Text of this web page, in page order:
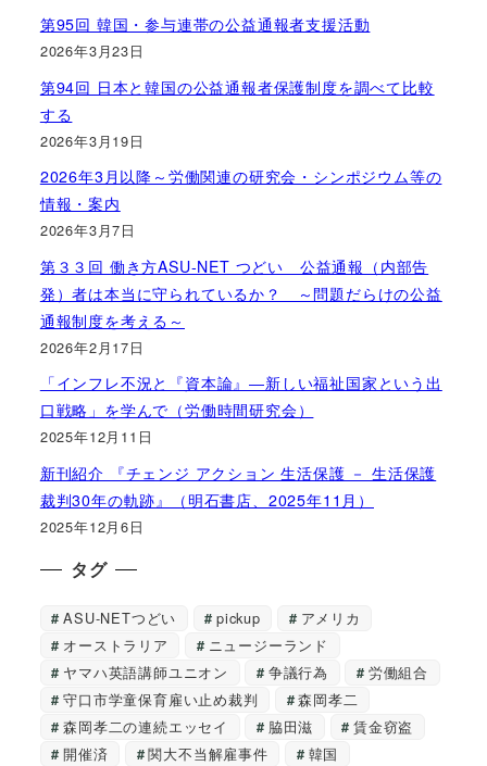
第95回 韓国・参与連帯の公益通報者支援活動
2026年3月23日
第94回 日本と韓国の公益通報者保護制度を調べて比較
する
2026年3月19日
2026年3月以降～労働関連の研究会・シンポジウム等の
情報・案内
2026年3月7日
第３３回 働き方ASU-NET つどい 公益通報（内部告
発）者は本当に守られているか？ ～問題だらけの公益
通報制度を考える～
2026年2月17日
「インフレ不況と『資本論』―新しい福祉国家という出
口戦略」を学んで（労働時間研究会）
2025年12月11日
新刊紹介 『チェンジ アクション 生活保護 － 生活保護
裁判30年の軌跡』（明石書店、2025年11月）
2025年12月6日
タグ
ASU-NETつどい pickup
アメリカ
オーストラリア
ニュージーランド
ヤマハ英語講師ユニオン
争議行為
労働組合
守口市学童保育雇い止め裁判
森岡孝二
森岡孝二の連続エッセイ
脇田滋
賃金窃盗
開催済
関大不当解雇事件 韓国